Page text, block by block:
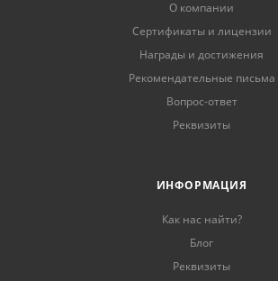
О компании
Сертификаты и лицензии
Награды и достижения
Рекомендательные письма
Вопрос-ответ
Реквизиты
ИНФОРМАЦИЯ
Как нас найти?
Блог
Реквизиты